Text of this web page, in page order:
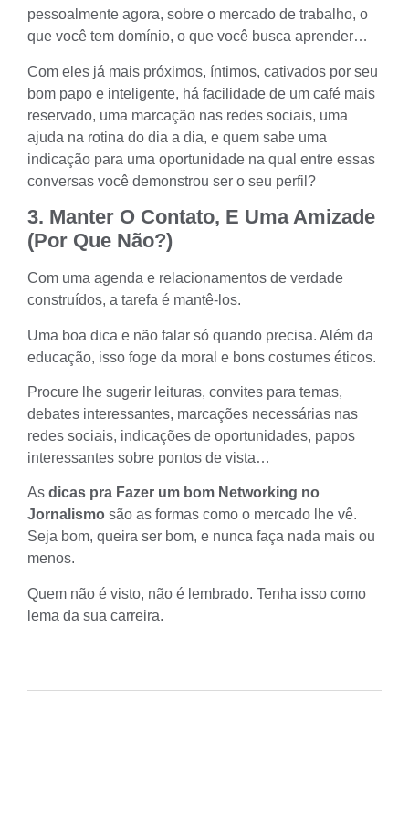
pessoalmente agora, sobre o mercado de trabalho, o
que você tem domínio, o que você busca aprender…
Com eles já mais próximos, íntimos, cativados por seu
bom papo e inteligente, há facilidade de um café mais
reservado, uma marcação nas redes sociais, uma
ajuda na rotina do dia a dia, e quem sabe uma
indicação para uma oportunidade na qual entre essas
conversas você demonstrou ser o seu perfil?
3. Manter O Contato, E Uma Amizade
(por Que Não?)
Com uma agenda e relacionamentos de verdade
construídos, a tarefa é mantê-los.
Uma boa dica e não falar só quando precisa. Além da
educação, isso foge da moral e bons costumes éticos.
Procure lhe sugerir leituras, convites para temas,
debates interessantes, marcações necessárias nas
redes sociais, indicações de oportunidades, papos
interessantes sobre pontos de vista…
As dicas pra Fazer um bom Networking no
Jornalismo são as formas como o mercado lhe vê.
Seja bom, queira ser bom, e nunca faça nada mais ou
menos.
Quem não é visto, não é lembrado. Tenha isso como
lema da sua carreira.